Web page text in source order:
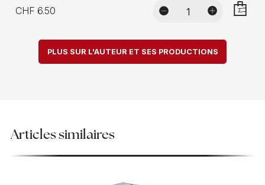
CHF 6.50
PLUS SUR L'AUTEUR ET SES PRODUCTIONS
Articles similaires